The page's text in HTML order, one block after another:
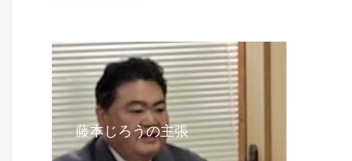
藤本じろうの主張